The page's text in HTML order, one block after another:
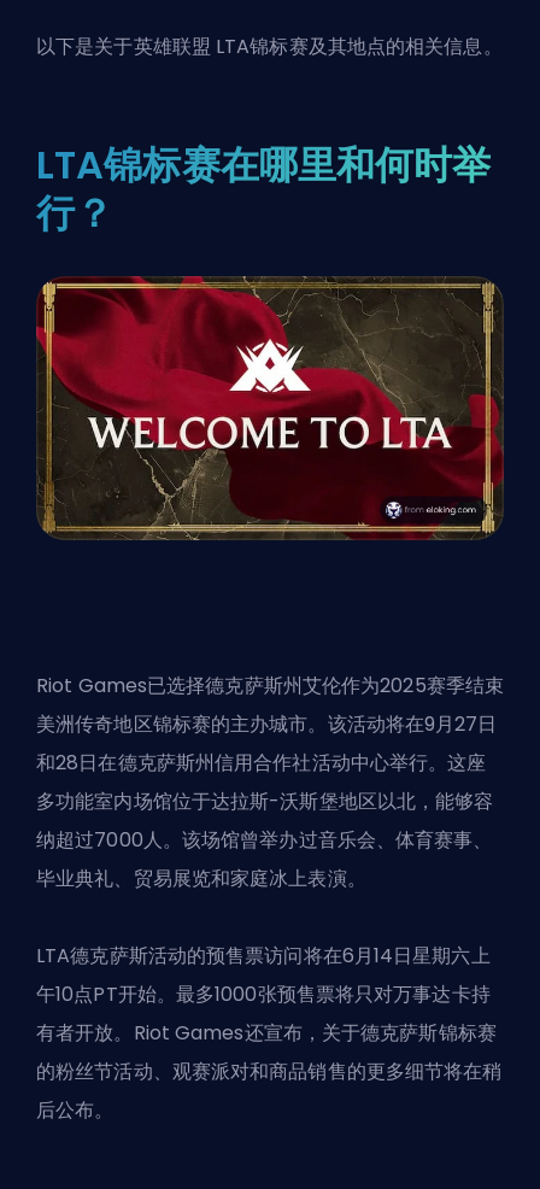
以下是关于英雄联盟 LTA锦标赛及其地点的相关信息。
LTA锦标赛在哪里和何时举
行？
Riot Games已选择德克萨斯州艾伦作为2025赛季结束
美洲传奇地区锦标赛的主办城市。该活动将在9月27日
和28日在德克萨斯州信用合作社活动中心举行。这座
多功能室内场馆位于达拉斯-沃斯堡地区以北，能够容
纳超过7000人。该场馆曾举办过音乐会、体育赛事、
毕业典礼、贸易展览和家庭冰上表演。
LTA德克萨斯活动的预售票访问将在6月14日星期六上
午10点PT开始。最多1000张预售票将只对万事达卡持
有者开放。 Riot Games还宣布，关于德克萨斯锦标赛
的粉丝节活动、观赛派对和商品销售的更多细节将在稍
后公布。